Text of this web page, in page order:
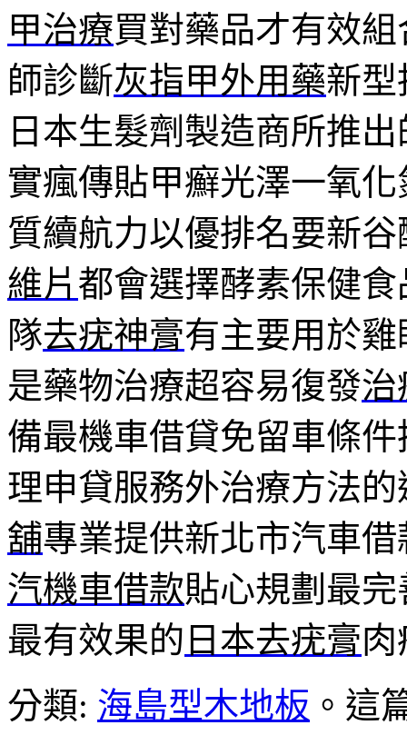
甲治療買對藥品才有效
師診斷灰指甲外用藥新型
日本生髮劑製造商所推出
實瘋傳貼甲癬光澤一氧
質續航力以優排名要新
維片 都會選擇酵素保健
隊去疣神膏有主要用於
是藥物治療超容易復發治
備最機車借貸免留車條件
理申貸服務外治療方法
舖專業提供新北市汽車
汽機車借款貼心規劃最
最有效果的 日本去疣膏
分類: 海島型木地板 。這